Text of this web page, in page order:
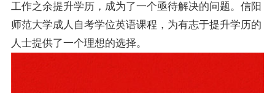
工作之余提升学历，成为了一个亟待解决的问题。信阳
师范大学成人自考学位英语课程，为有志于提升学历的
人士提供了一个理想的选择。